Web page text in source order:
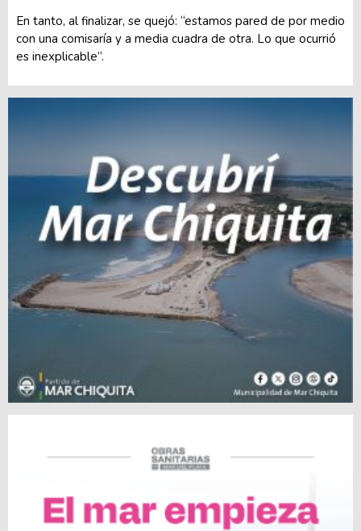
En tanto, al finalizar, se quejó: “estamos pared de por medio
con una comisaría y a media cuadra de otra. Lo que ocurrió
es inexplicable”.